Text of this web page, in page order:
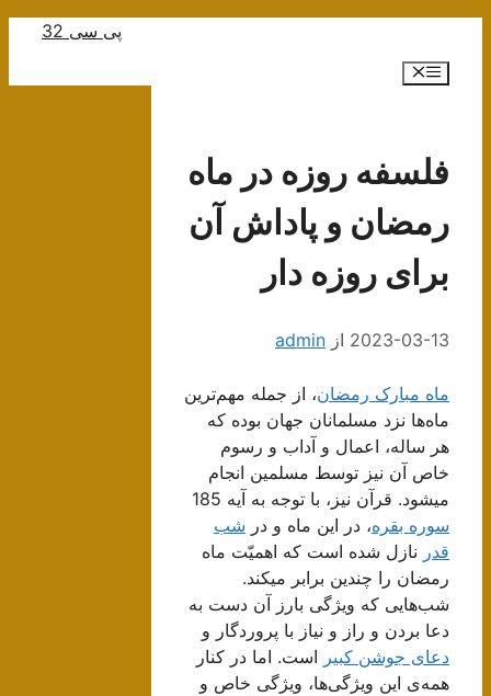
پی سی 32
فهرست
فلسفه روزه در ماه
رمضان و پاداش آن
برای روزه دار
2023-03-13 از admin
ماه مبارک رمضان، از جمله مهم‌ترین
ماه‌ها نزد مسلمانان جهان بوده که
هر ساله، اعمال و آداب و رسوم
خاص آن نیز توسط مسلمین انجام
میشود. قرآن نیز، با توجه به آیه 185
سوره بقره ، در این ماه و در شب
قدرنازل شده است که اهمیّت ماه
رمضان را چندین برابر میکند.
شب‌هایی که ویژگی بارز آن دست به
دعا بردن و راز و نیاز با پروردگار و
دعای جوشن کبیراست. اما در کنار
همه‌ی این ویژگی‌ها، ویژگی خاص و